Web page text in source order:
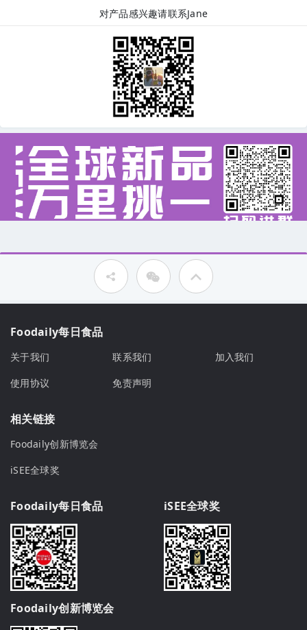
对产品感兴趣请联系Jane
Foodaily每日食品
关于我们 联系我们
加入我们
使用协议
免责声明
相关链接
Foodaily创新博览会
iSEE全球奖
Foodaily每日食品 iSEE全球奖
Foodaily创新博览会